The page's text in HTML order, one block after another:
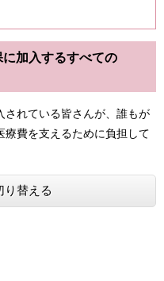
加入するすべての
れている皆さんが、誰もが
費を支えるために負担して
り替える